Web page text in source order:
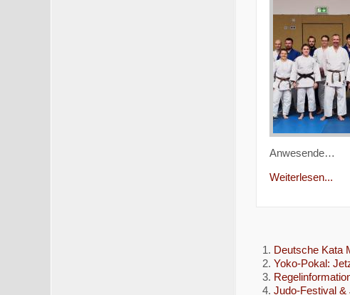
Anwesende…
Weiterlesen...
Deutsche Kata
Yoko-Pokal:
Judo-Festival &